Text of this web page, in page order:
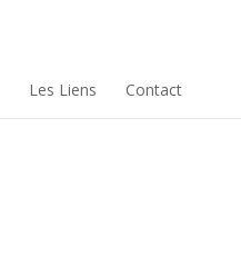
Les Liens Contact